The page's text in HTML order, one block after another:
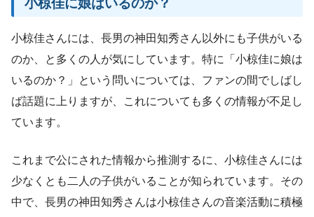
小椋佳に娘はいるのか？
小椋佳さんには、長男の神田知秀さん以外にも子供がいる
のか、と多くの人が気にしています。特に「小椋佳に娘は
いるのか？」という問いについては、ファンの間でしばし
ば話題に上りますが、これについても多くの情報が不足し
ています。
これまで公にされた情報から推測するに、小椋佳さんには
少なくとも二人の子供がいることが知られています。その
中で、長男の神田知秀さんは小椋佳さんの音楽活動に積極